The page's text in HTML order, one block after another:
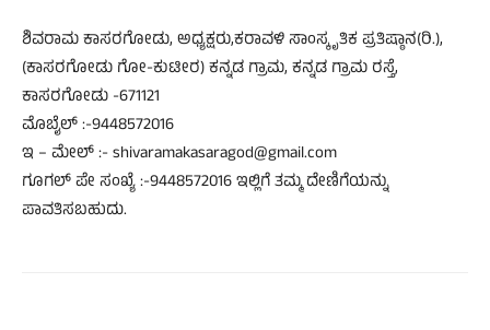
ಶಿವರಾಮ ಕಾಸರಗೋಡು, ಅಧ್ಯಕ್ಷರು,ಕರಾವಳಿ ಸಾಂಸ್ಕೃತಿಕ ಪ್ರತಿಷ್ಠಾನ(ರಿ.),
(ಕಾಸರಗೋಡು ಗೋ-ಕುಟೀರ) ಕನ್ನಡ ಗ್ರಾಮ, ಕನ್ನಡ ಗ್ರಾಮ ರಸ್ತೆ,
ಕಾಸರಗೋಡು -671121
ಮೊಬೈಲ್ :-9448572016
ಇ – ಮೇಲ್ :- shivaramakasaragod@gmail.com
ಗೂಗಲ್ ಪೇ ಸಂಖ್ಯೆ :-9448572016 ಇಲ್ಲಿಗೆ ತಮ್ಮ ದೇಣಿಗೆಯನ್ನು
ಪಾವತಿಸಬಹುದು.